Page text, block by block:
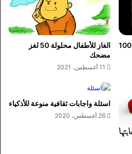
اسئله دينيه واجوبتها من القران 100
الغاز للأطفال محلولة 50 لغز
مضحك
11 أغسطس، 2021
اسئلة واجابات ثقافية منوعة للأذكياء
26 أغسطس، 2020